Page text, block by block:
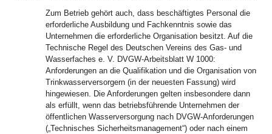
Zum Betrieb gehört auch, dass beschäftigtes Personal die
erforderliche Ausbildung und Fachkenntnis sowie das
Unternehmen die erforderliche Organisation besitzt. Auf die
Technische Regel des Deutschen Vereins des Gas- und
Wasserfaches e. V. DVGW-Arbeitsblatt W 1000:
Anforderungen an die Qualifikation und die Organisation von
Trinkwasserversorgern (in der neuesten Fassung) wird
hingewiesen. Die Anforderungen gelten insbesondere dann
als erfüllt, wenn das betriebsführende Unternehmen der
öffentlichen Wasserversorgung nach DVGW-Anforderungen
(„Technisches Sicherheitsmanagement“) oder nach einem